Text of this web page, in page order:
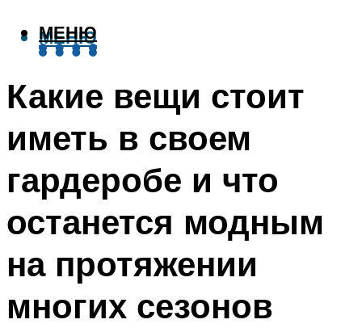
МЕНЮ
МЕНЮ
Какие вещи стоит
иметь в своем
гардеробе и что
останется модным
на протяжении
многих сезонов